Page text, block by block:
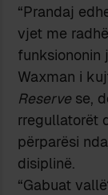
“Prandaj
vjet me
funksiononin
Waxman i
Reserve se,
rregullatorët
përparësi
disiplinë.
“Gabuat